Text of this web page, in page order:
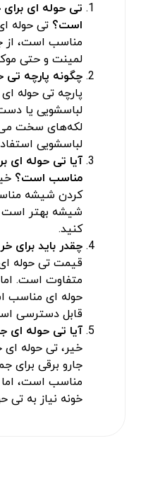
تی حوله ای
است؟تی حوله
مناسب است، از
لمینت و حتی
چگونه پارچه تی
پارچه تی حوله
لباسشویی یا
لکه‌های سخت
لباسشویی
آیا تی حوله ای
مناسب است؟
کردن شیشه
شیشه بهتر است
کنید.
چقدر باید برای
قیمت تی حوله
متفاوت است.
حوله ای مناسب
قابل دسترسی
آیا تی حوله ای
خیر، تی حوله ای
جارو برقی برای
مناسب است،
خونه نیاز به تی